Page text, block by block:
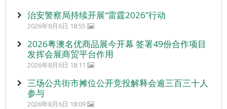
治安警察局持续开展“雷霆2026”行动
2026年8月6日 18:55
2026粤澳名优商品展今开幕 签署49份合作项目
发挥会展商贸平台作用
2026年8月6日 18:11
三场公共街市摊位公开竞投解释会逾三百三十人
参与
2026年8月6日 18:09